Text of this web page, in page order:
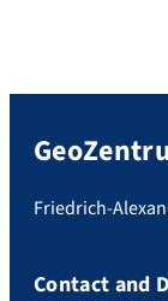
Friedrich-
Contact and